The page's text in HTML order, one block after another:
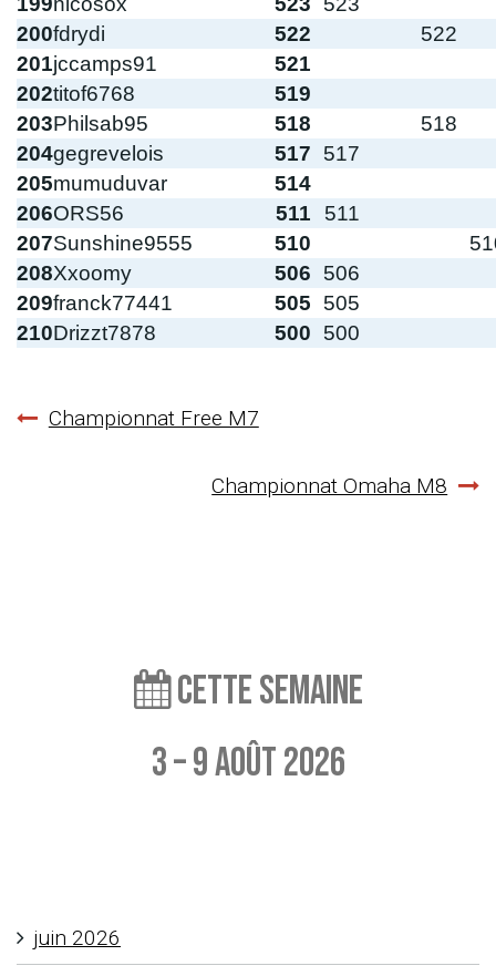
200fdrydi 522
522
201jccamps91
521
202titof6768
519
203Philsab95 518
518
204gegrevelois 517
517
205mumuduvar
514
206ORS56 511
511
207Sunshine9555 510
208Xxoomy 506
506
209franck77441 505
505
210Drizzt7878 500 500
Navigation
Championnat Free M7
Championnat Omaha M8
Cette semaine
3 – 9 août 2026
juin 2026